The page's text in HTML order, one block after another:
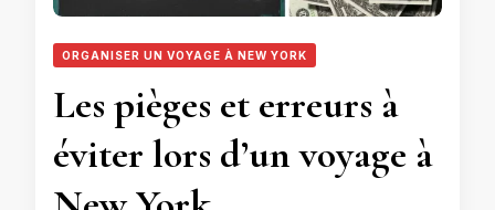
ORGANISER UN VOYAGE À NEW YORK
Les pièges et erreurs à
éviter lors d’un voyage à